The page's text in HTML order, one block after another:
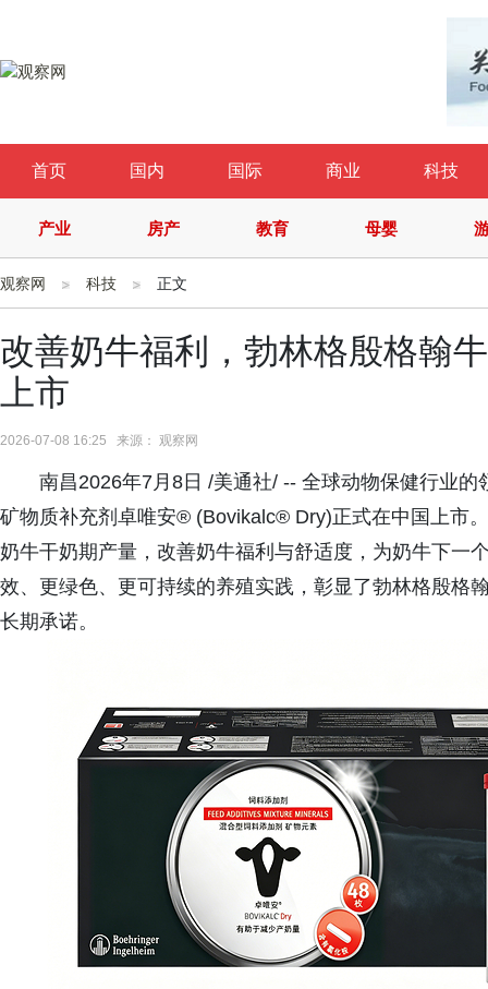
首页 国内 国际 商业 科技
产业 房产 教育 母婴
观察网 科技 正文
改善奶牛福利，勃林格殷格翰
上市
2026-07-08 16:25 来源： 观察网
南昌2026年7月8日 /美通社/ -- 全球动物保健行业
矿物质补充剂卓唯安® (Bovikalc® Dry)正式在中国上市
奶牛干奶期产量，改善奶牛福利与舒适度，为奶牛下一
效、更绿色、更可持续的养殖实践，彰显了勃林格殷格
长期承诺。